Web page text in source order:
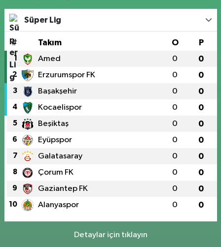
Süper Lig
# Takım O P
1 Amed 0 0
2 Erzurumspor FK 0 0
3 Başakşehir 0 0
4 Kocaelispor 0 0
5 Beşiktaş 0 0
6 Eyüpspor 0 0
7 Galatasaray 0 0
8 Çorum FK 0 0
9 Gaziantep FK 0 0
10 Alanyaspor 0 0
Detaylar için tıklayın